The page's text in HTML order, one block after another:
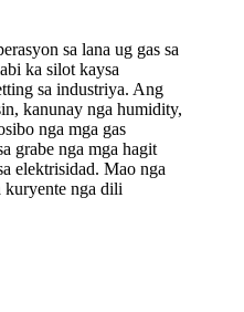
sa lana ug gas sa
ka silot kaysa
sa industriya. Ang
kanunay nga humidity,
nga mga gas
grabe nga mga hagit
elektrisidad. Mao nga
kuryente nga dili